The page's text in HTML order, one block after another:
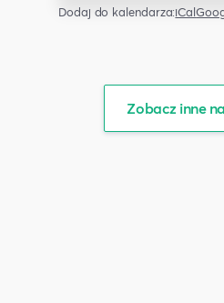
Dodaj do kalendarza:iCal
Zobacz inne